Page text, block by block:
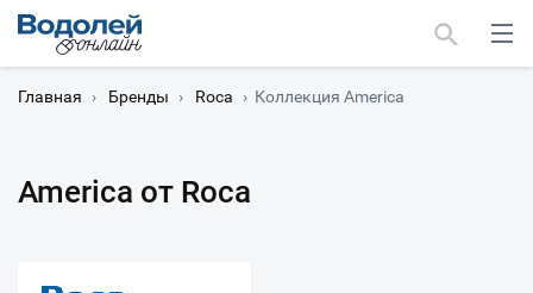
Главная › Бренды › Roca › Коллекция America
America от Roca